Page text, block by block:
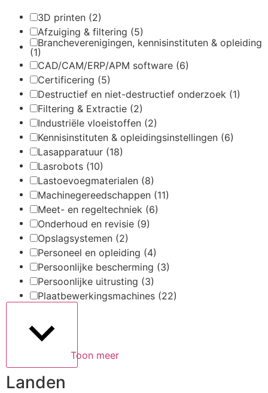
3D printen (2)
Afzuiging & filtering (5)
Brancheverenigingen, kennisinstituten & opleiding
(1)
CAD/CAM/ERP/APM software (6)
Certificering (5)
Destructief en niet-destructief onderzoek (1)
Filtering & Extractie (2)
Industriële vloeistoffen (2)
Kennisinstituten & opleidingsinstellingen (6)
Lasapparatuur (18)
Lasrobots (10)
Lastoevoegmaterialen (8)
Machinegereedschappen (11)
Meet- en regeltechniek (6)
Onderhoud en revisie (9)
Opslagsystemen (2)
Personeel en opleiding (4)
Persoonlijke bescherming (3)
Persoonlijke uitrusting (3)
Plaatbewerkingsmachines (22)
Toon meer
Landen